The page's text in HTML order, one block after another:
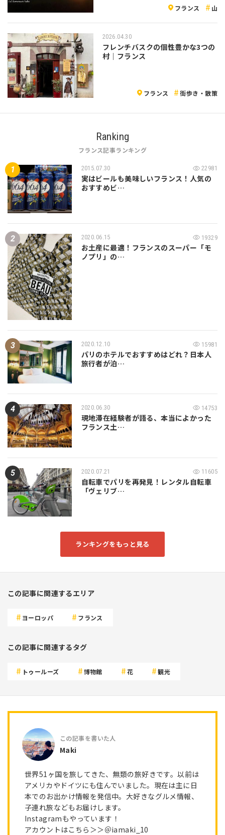
フランス 山
2026.04.30
フレンチバスクの個性豊かな3つの
村｜フランス
フランス 街歩き・散策
Ranking
フランス記事ランキング
2015.07.30 22981
実はビールも美味しいフランス！人気の
おすすめビ…
2020.06.15 19329
お土産に最適！フランスのスーパー「モ
ノプリ」の…
2020.12.10 15981
パリのホテルでおすすめはどれ？日本人
旅行者が泊…
2020.06.30 14753
現地滞在経験者が語る、本当によかった
フランス土…
2020.07.21 11605
自転車でパリを再発見！レンタル自転車
「ヴェリブ…
ランキングをもっと見る
この記事に関連するエリア
ヨーロッパ フランス
この記事に関連するタグ
トゥールーズ 博物館 花 観光
Maki
世界51ヶ国を旅してきた、無類の旅好きです。以前は
アメリカやドイツにも住んでいました。現在は主に日
本でのお出かけ情報を発信中。大好きなグルメ情報、
子連れ旅などもお届けします。
Instagramもやっています！
アカウントはこちら＞＞＠iamaki_10